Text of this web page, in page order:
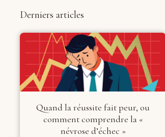
Derniers articles
Quand la réussite fait peur, ou
comment comprendre la «
névrose d’échec »